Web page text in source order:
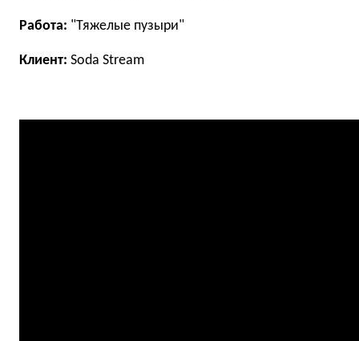
Работа: "Тяжелые пузыри"
Клиент: Soda Stream